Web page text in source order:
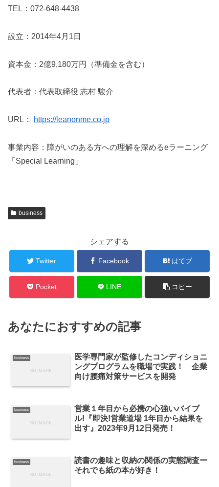
TEL：072-648-4438
設立：2014年4月1日
資本金：2億9,180万円（準備金を含む）
代表者：代表取締役 志村 駿介
URL： https://leanonme.co.jp
事業内容：障がいのある方への理解を深めるeラーニング
「Special Learning」
business
シェアする
Twitter Facebook はてブ
Pocket LINE コピー
あなたにおすすめの記事
business
医学専門家が監修したコンディショニ
ングプログラムを職場で実践！ 企業
向け腰痛対策サービスを開発
business
営業１年目から必携の心強いバイブ
ル!『即決!営業道場 1年目から結果を
出す』2023年9月12日発売！
business
読書の趣味と収納の関係の実態調査ー
それでも紙の本が好き！